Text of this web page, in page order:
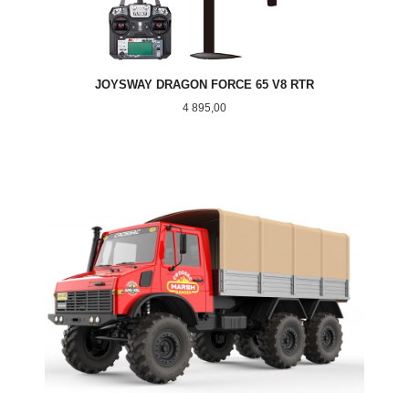
JOYSWAY DRAGON FORCE 65 V8 RTR
Pris
4 895,00